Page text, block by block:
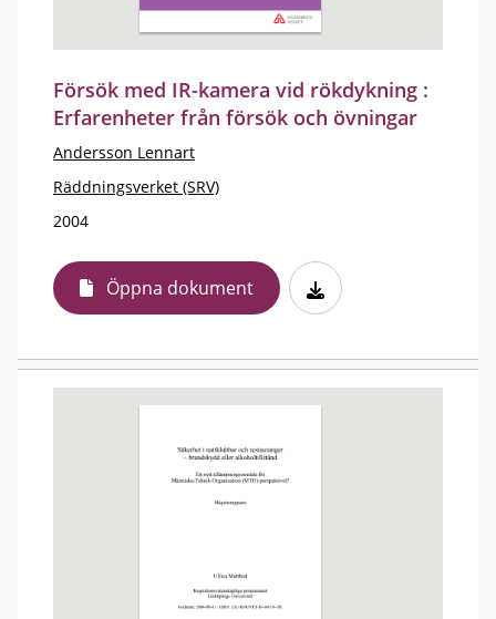
Försök med IR-kamera vid rökdykning :
Erfarenheter från försök och övningar
Andersson Lennart
Räddningsverket (SRV)
2004
Öppna dokument